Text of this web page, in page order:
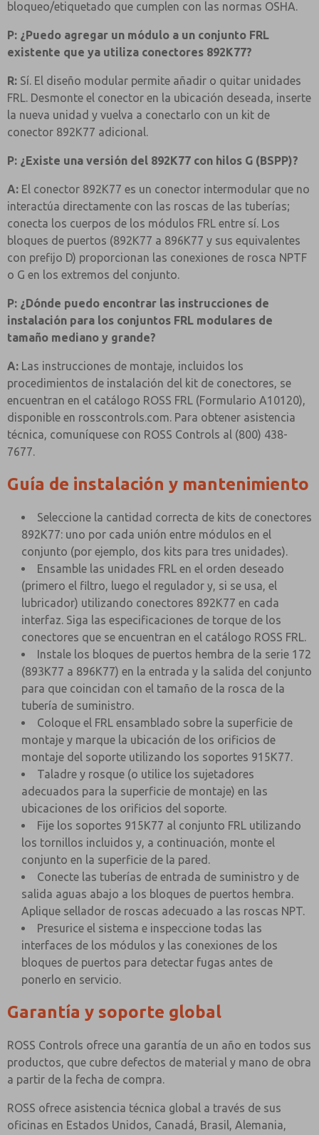
bloqueo/etiquetado que cumplen con las normas OSHA.
P: ¿Puedo agregar un módulo a un conjunto FRL
existente que ya utiliza conectores 892K77?
R: Sí. El diseño modular permite añadir o quitar unidades
FRL. Desmonte el conector en la ubicación deseada, inserte
la nueva unidad y vuelva a conectarlo con un kit de
conector 892K77 adicional.
P: ¿Existe una versión del 892K77 con hilos G (BSPP)?
A: El conector 892K77 es un conector intermodular que no
interactúa directamente con las roscas de las tuberías;
conecta los cuerpos de los módulos FRL entre sí. Los
bloques de puertos (892K77 a 896K77 y sus equivalentes
con prefijo D) proporcionan las conexiones de rosca NPTF
o G en los extremos del conjunto.
P: ¿Dónde puedo encontrar las instrucciones de
instalación para los conjuntos FRL modulares de
tamaño mediano y grande?
A: Las instrucciones de montaje, incluidos los
procedimientos de instalación del kit de conectores, se
encuentran en el catálogo ROSS FRL (Formulario A10120),
disponible en rosscontrols.com. Para obtener asistencia
técnica, comuníquese con ROSS Controls al (800) 438-
7677.
Guía de instalación y mantenimiento
Seleccione la cantidad correcta de kits de conectores
892K77: uno por cada unión entre módulos en el
conjunto (por ejemplo, dos kits para tres unidades).
Ensamble las unidades FRL en el orden deseado
(primero el filtro, luego el regulador y, si se usa, el
lubricador) utilizando conectores 892K77 en cada
interfaz. Siga las especificaciones de torque de los
conectores que se encuentran en el catálogo ROSS FRL.
Instale los bloques de puertos hembra de la serie 172
(893K77 a 896K77) en la entrada y la salida del conjunto
para que coincidan con el tamaño de la rosca de la
tubería de suministro.
Coloque el FRL ensamblado sobre la superficie de
montaje y marque la ubicación de los orificios de
montaje del soporte utilizando los soportes 915K77.
Taladre y rosque (o utilice los sujetadores
adecuados para la superficie de montaje) en las
ubicaciones de los orificios del soporte.
Fije los soportes 915K77 al conjunto FRL utilizando
los tornillos incluidos y, a continuación, monte el
conjunto en la superficie de la pared.
Conecte las tuberías de entrada de suministro y de
salida aguas abajo a los bloques de puertos hembra.
Aplique sellador de roscas adecuado a las roscas NPT.
Presurice el sistema e inspeccione todas las
interfaces de los módulos y las conexiones de los
bloques de puertos para detectar fugas antes de
ponerlo en servicio.
Garantía y soporte global
ROSS Controls ofrece una garantía de un año en todos sus
productos, que cubre defectos de material y mano de obra
a partir de la fecha de compra.
ROSS ofrece asistencia técnica global a través de sus
oficinas en Estados Unidos, Canadá, Brasil, Alemania,